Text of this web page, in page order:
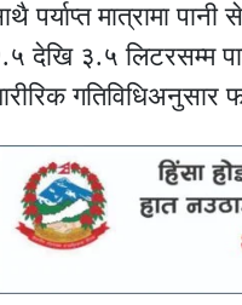
पर्याप्त मात्रामा
देखि ३.५ लिटरसम्म